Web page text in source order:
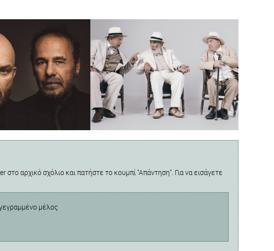
αρχικό σχόλιο και πατήστε το κουμπί "Απάντηση". Για να εισάγετε
μέλος